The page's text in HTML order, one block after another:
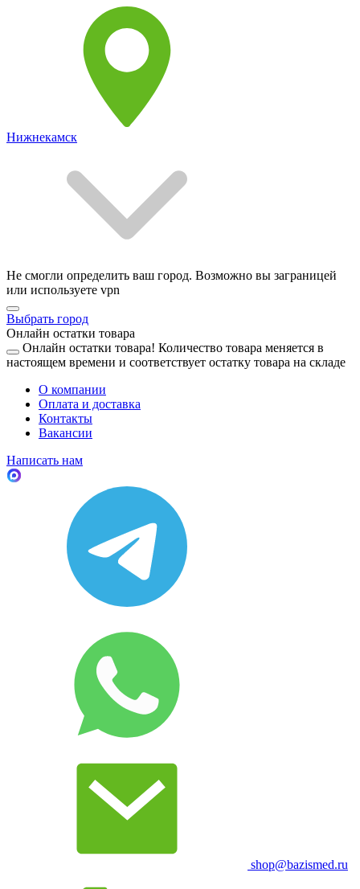
Нижнекамск
Не смогли определить ваш город. Возможно вы заграницей
или используете vpn
Выбрать город
Онлайн остатки товара
Онлайн остатки товара! Количество товара меняется в
настоящем времени и соответствует остатку товара на складе
О компании
Оплата и доставка
Контакты
Вакансии
Написать нам
shop@bazismed.ru